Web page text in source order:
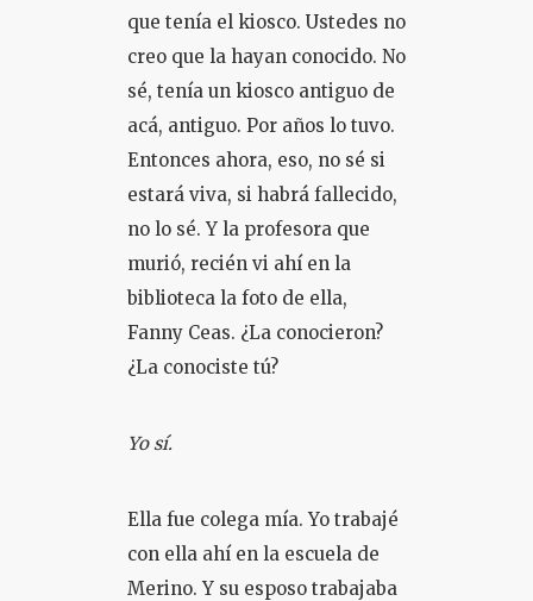
que tenía el kiosco. Ustedes no
creo que la hayan conocido. No
sé, tenía un kiosco antiguo de
acá, antiguo. Por años lo tuvo.
Entonces ahora, eso, no sé si
estará viva, si habrá fallecido,
no lo sé. Y la profesora que
murió, recién vi ahí en la
biblioteca la foto de ella,
Fanny Ceas. ¿La conocieron?
¿La conociste tú?
Yo sí.
Ella fue colega mía. Yo trabajé
con ella ahí en la escuela de
Merino. Y su esposo trabajaba